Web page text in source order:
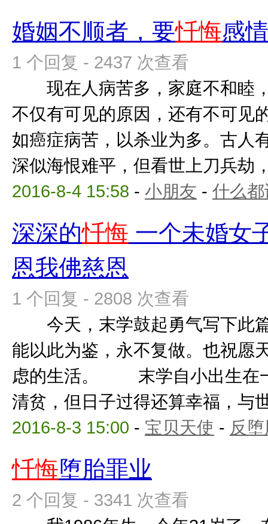
婚姻不顺者，要忏悔感
1 个回复 - 2437 次查看
现在人病苦多，家庭不和睦
不仅有可见的原因，还有不可见
如癌症病苦，以杀业为多。古人
深似海恨难平，但看世上刀兵劫
2016-8-4 15:58 - 小朋友 - 什么
深深的忏悔 一个未婚女
恩我佛慈恩
1 个回复 - 2808 次查看
今天，末学鼓起勇气写下此
能以此为鉴，永不复做。也祝愿
虑的生活。 末学自小出生在
清贫，但日子过得还算幸福，与
2016-8-3 15:00 - 宝贝天使 - 反
忏悔堕胎罪业
2 个回复 - 3341 次查看